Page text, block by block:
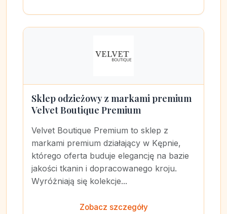
Sklep odzieżowy z markami premium
Velvet Boutique Premium
Velvet Boutique Premium to sklep z
markami premium działający w Kępnie,
którego oferta buduje elegancję na bazie
jakości tkanin i dopracowanego kroju.
Wyróżniają się kolekcje...
Zobacz szczegóły